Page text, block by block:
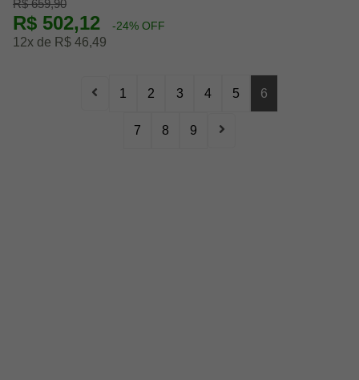
R$ 659,90
R$ 502,12 -24% OFF
12x de R$ 46,49
1 2 3 4 5 6
7 8 9